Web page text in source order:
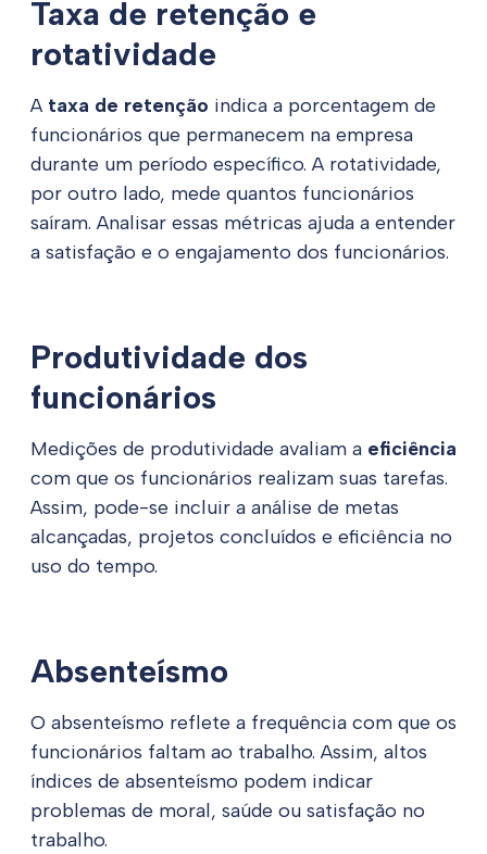
Taxa de retenção e
rotatividade
A taxa de retenção indica a porcentagem de
funcionários que permanecem na empresa
durante um período específico. A rotatividade,
por outro lado, mede quantos funcionários
saíram. Analisar essas métricas ajuda a entender
a satisfação e o engajamento dos funcionários.
Produtividade dos
funcionários
Medições de produtividade avaliam a eficiência
com que os funcionários realizam suas tarefas.
Assim, pode-se incluir a análise de metas
alcançadas, projetos concluídos e eficiência no
uso do tempo.
Absenteísmo
O absenteísmo reflete a frequência com que os
funcionários faltam ao trabalho. Assim, altos
índices de absenteísmo podem indicar
problemas de moral, saúde ou satisfação no
trabalho.